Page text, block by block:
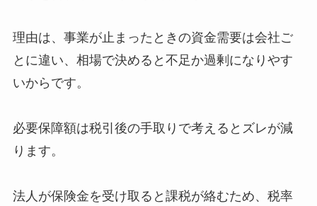
理由は、事業が止まったときの資金需要は会社ご
とに違い、相場で決めると不足か過剰になりやす
いからです。
必要保障額は税引後の手取りで考えるとズレが減
ります。
法人が保険金を受け取ると課税が絡むため、税率